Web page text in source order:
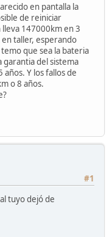
en pantalla la
de reiniciar
lleva 147000km en 3
taller, esperando
que sea la bateria
garantia del sistema
Y los fallos de
o 8 años.
#1
tuyo dejó de